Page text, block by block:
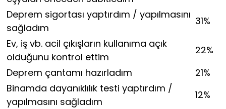
Deprem sigortası yaptırdım / yapılmasını
sağladım
31%
Ev, iş vb. acil çıkışların kullanıma açık
olduğunu kontrol ettim
22%
Deprem çantamı hazırladım
21%
Binamda dayanıklılık testi yaptırdım /
yapılmasını sağladım
12%